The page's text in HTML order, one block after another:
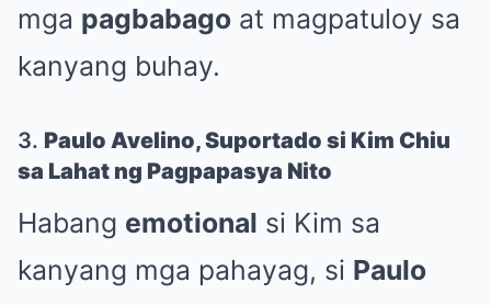
mga pagbabago at magpatuloy sa
kanyang buhay.
3. Paulo Avelino, Suportado si Kim Chiu
sa Lahat ng Pagpapasya Nito
Habang emotional si Kim sa
kanyang mga pahayag, si Paulo